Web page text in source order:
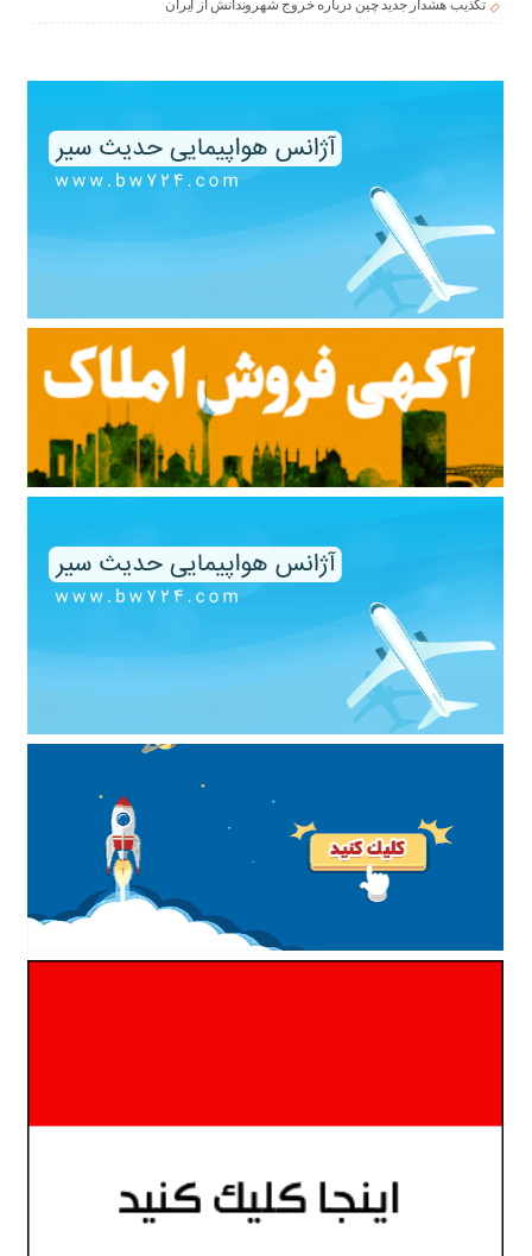
تکذیب هشدار جدید چین درباره خروج شهروندانش از ایران